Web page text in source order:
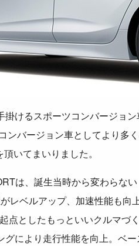
けるスポーツコンバージョ
ンバージョン車としてより多
いてまいりました。
は、誕生当時から変わらな
レベルアップ、加速性能も向
点としたもっといいクルマ
グにより走行性能を向上。ベ